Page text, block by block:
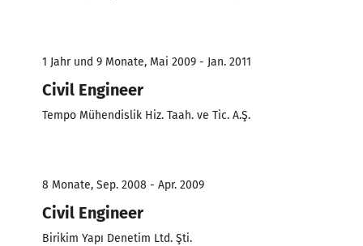
1 Jahr und 9 Monate, Mai 2009 - Jan. 2011
Civil Engineer
Tempo Mühendislik Hiz. Taah. ve Tic. A.Ş.
8 Monate, Sep. 2008 - Apr. 2009
Civil Engineer
Birikim Yapı Denetim Ltd. Şti.